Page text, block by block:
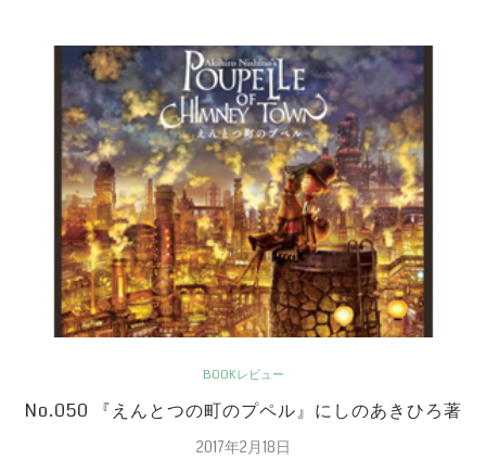
BOOKレビュー
No.050 『えんとつの町のプペル』にしのあきひろ著
2017年2月18日